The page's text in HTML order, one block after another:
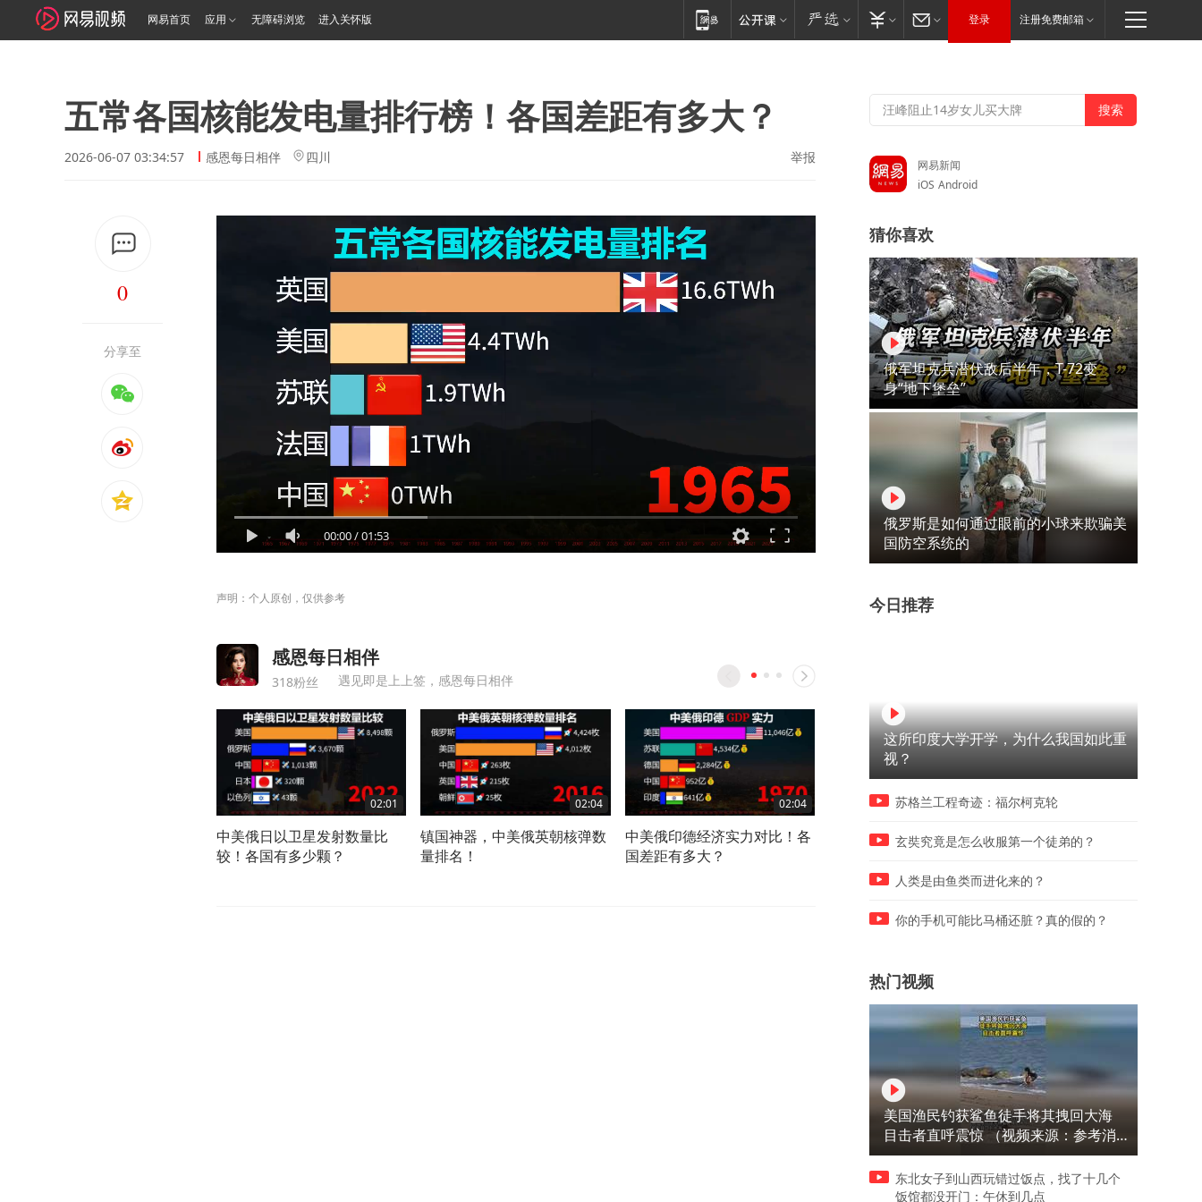
网易首页 应用 无障碍浏览 进入关怀版 登录 注册免费邮箱
五常各国核能发电量排行榜！各国差距有多大？
2026-06-07 03:34:57 感恩每日相伴 四川 举报
0
分享至
00:00/01:53
声明：个人原创，仅供参考
感恩每日相伴
318粉丝 遇见即是上上签，感恩每日相伴
02:01
中美俄日以卫星发射数量比
较！各国有多少颗？
02:04
镇国神器，中美俄英朝核弹数
量排名！
02:04
中美俄印德经济实力对比！各
国差距有多大？
01:49
缅甸经济实力到底有多强？缅
中美俄日印核能发电量排名
网易新闻
iOS Android
猜你喜欢
俄军坦克兵潜伏敌后半年，T-72变
身“地下堡垒”
俄罗斯是如何通过眼前的小球来欺骗美
国防空系统的
今日推荐
这所印度大学开学，为什么我国如此重
视？
苏格兰工程奇迹：福尔柯克轮
玄奘究竟是怎么收服第一个徒弟的？
人类是由鱼类而进化来的？
你的手机可能比马桶还脏？真的假的？
热门视频
美国渔民钓获鲨鱼徒手将其拽回大海
目击者直呼震惊 （视频来源：参考消
息）
东北女子到山西玩错过饭点，找了十几个
饭馆都没开门：午休到几点